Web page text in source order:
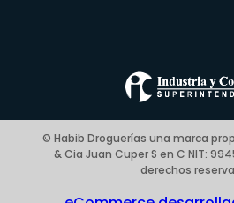
Términos y
Preguntas Frecuentes
Politica de
Blog
© Habib Droguerías una marca
& Cia Juan Cuper S en C NIT:
derechos